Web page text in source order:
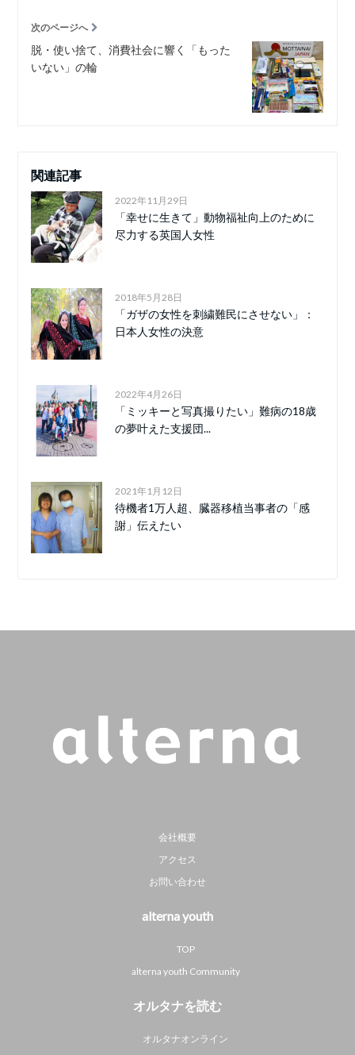
次のページへ
脱・使い捨て、消費社会に響く「もった
いない」の輪
関連記事
2022年11月29日
「幸せに生きて」動物福祉向上のために
尽力する英国人女性
2018年5月28日
「ガザの女性を刺繍難民にさせない」：
日本人女性の決意
2022年4月26日
「ミッキーと写真撮りたい」難病の18歳
の夢叶えた支援団...
2021年1月12日
待機者1万人超、臓器移植当事者の「感
謝」伝えたい
会社概要
アクセス
お問い合わせ
alterna youth
TOP
alterna youth Community
オルタナを読む
オルタナオンライン